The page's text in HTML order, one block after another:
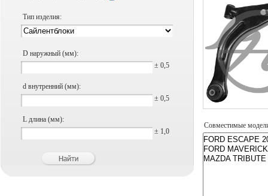
Тип изделия:
D наружный (мм):
± 0,5
d внутренний (мм):
± 0,5
L длина (мм):
± 1,0
Совместимые